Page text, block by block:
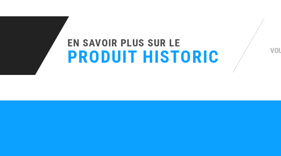
DESCRIPTION
EN SAVOIR PLUS SUR LE
PRODUIT HISTORICA